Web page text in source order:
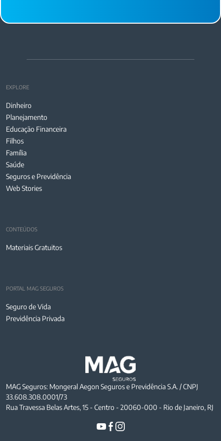
EXPLORE
Dinheiro
Planejamento
Educação Financeira
Filhos
Família
Saúde
Seguros e Previdência
Web Stories
CONTEÚDOS
Materiais Gratuitos
PORTAL MAG SEGUROS
Seguro de Vida
Previdência Privada
MAG Seguros: Mongeral Aegon Seguros e Previdência S.A. / CNPJ
33.608.308.0001/73
Rua Travessa Belas Artes, 15 - Centro - 20060-000 - Rio de Janeiro, RJ